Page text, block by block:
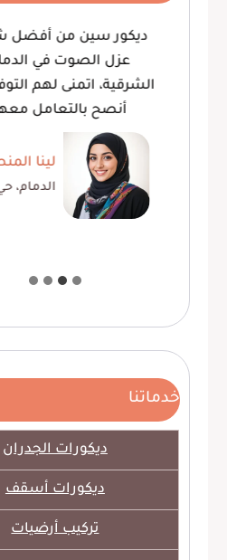
ديكور سين من أفضل
عزل الصوت في
الشرقية، اتمنى لهم
أنصح بالتعامل
لينا
الدمام،
خدماتنا
ديكورات الجدران
ديكورات أسقف
تركيب أرضيات